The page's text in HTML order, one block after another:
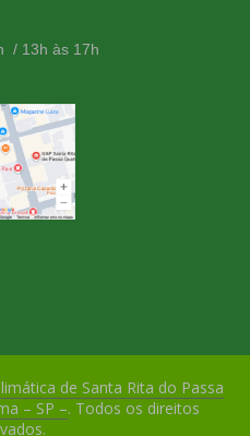
/ 13h às 17h
de Santa Rita do Passa
– SP –. Todos os direitos